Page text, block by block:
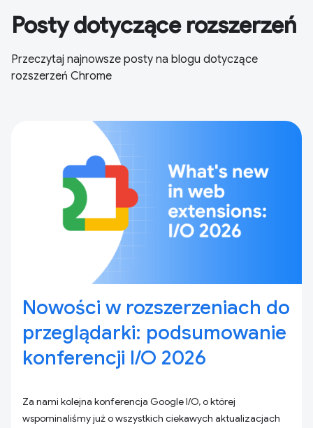
Posty dotyczące rozszerzeń
Przeczytaj najnowsze posty na blogu dotyczące
rozszerzeń Chrome
Nowości w rozszerzeniach do
przeglądarki: podsumowanie
konferencji I/O 2026
Za nami kolejna konferencja Google I/O, o której
wspominaliśmy już o wszystkich ciekawych aktualizacjach